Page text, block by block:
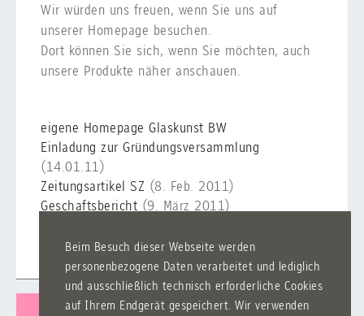
Beim Besuch dieser Webseite werden
personenbezogene Daten verarbeitet und lediglich
und ausschließlich technisch erforderliche Cookies
auf Ihrem Endgerät gespeichert. Wir verwenden
Wir würden uns freuen, wenn Sie uns auf
unserer Homepage besuchen.
Dort können Sie sich, wenn Sie möchten, auch
unsere Produkte näher anschauen.
eigene Homepage Glaskunst BW
Einladung zur Gründungsversammlung
(14.01.11)
Zeitungsartikel SZ (8. Feb. 2011)
Geschaftsbericht (9. März 2011)
Landeswettbewerb(Bericht und Film)